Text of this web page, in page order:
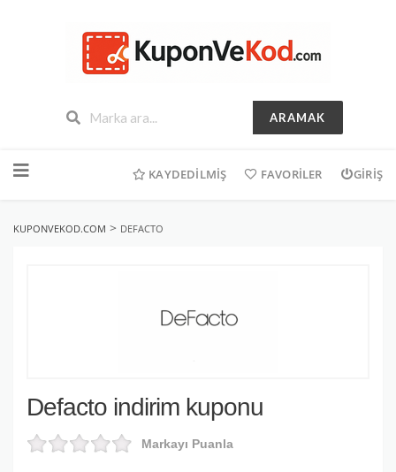
ARAMAK
geç
KAYDEDILMIŞ FAVORILER GIRIŞ
KUPONVEKOD.COM > DEFACTO
Defacto indirim kuponu
Markayı Puanla